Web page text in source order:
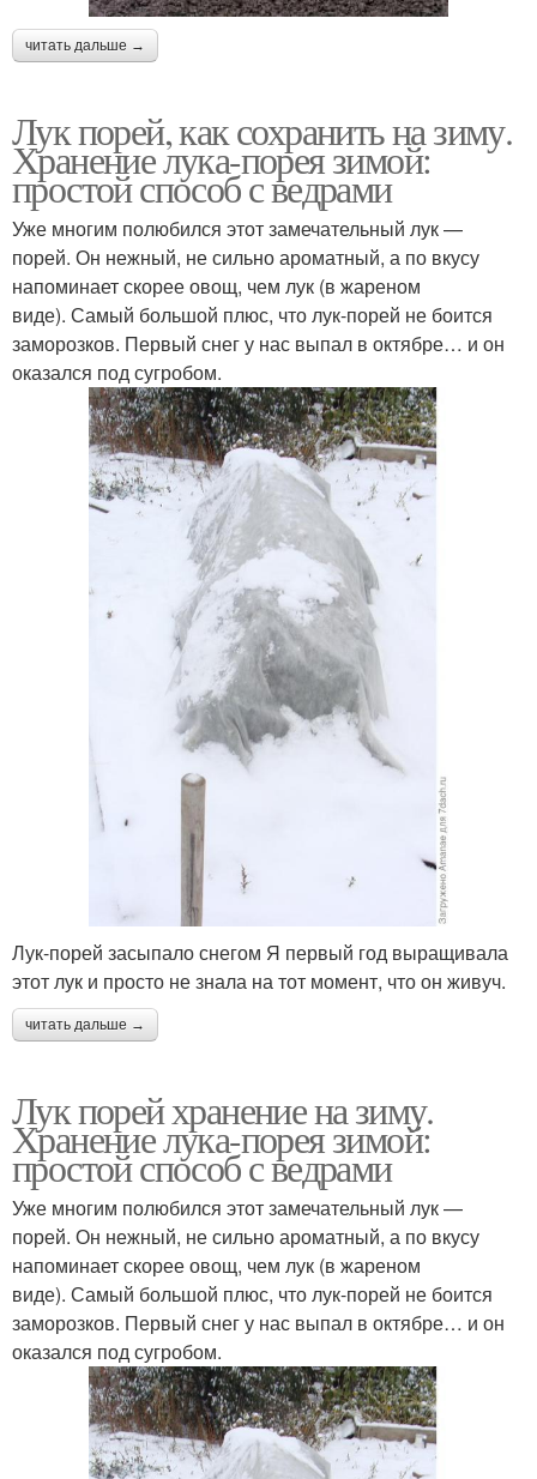
читать дальше →
Лук порей, как сохранить на зиму.
Хранение лука-порея зимой:
простой способ с ведрами
Уже многим полюбился этот замечательный лук —
порей. Он нежный, не сильно ароматный, а по вкусу
напоминает скорее овощ, чем лук (в жареном
виде). Самый большой плюс, что лук-порей не боится
заморозков. Первый снег у нас выпал в октябре… и он
оказался под сугробом.
Лук-порей засыпало снегом Я первый год выращивала
этот лук и просто не знала на тот момент, что он живуч.
читать дальше →
Лук порей хранение на зиму.
Хранение лука-порея зимой:
простой способ с ведрами
Уже многим полюбился этот замечательный лук —
порей. Он нежный, не сильно ароматный, а по вкусу
напоминает скорее овощ, чем лук (в жареном
виде). Самый большой плюс, что лук-порей не боится
заморозков. Первый снег у нас выпал в октябре… и он
оказался под сугробом.